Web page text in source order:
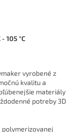
105 °C
vyrobené z
kvalitu a
materiály
potreby 3D
polymerizovanej